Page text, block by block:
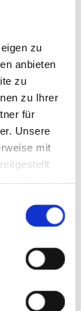
zu
anbieten
zu
zu Ihrer
für
Unsere
mit
Steu­er­be­ra­